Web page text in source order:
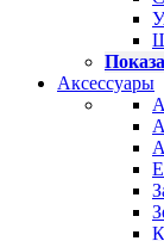
Аксессуары